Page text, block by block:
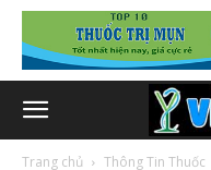
Trang chủ Thông Tin Thuốc